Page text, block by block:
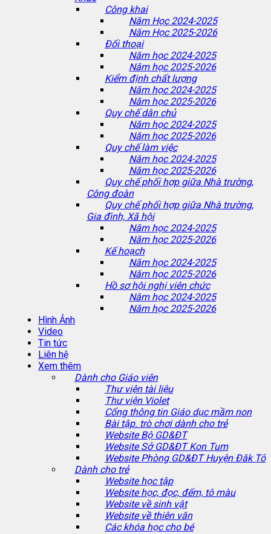
Công khai
Năm Học 2024-2025
Năm Học 2025-2026
Đối thoại
Năm học 2024-2025
Năm học 2025-2026
Kiểm định chất lượng
Năm học 2024-2025
Năm học 2025-2026
Quy chế dân chủ
Năm học 2024-2025
Năm học 2025-2026
Quy chế làm việc
Năm học 2024-2025
Năm học 2025-2026
Quy chế phối hợp giữa Nhà trường,
Công đoàn
Quy chế phối hợp giữa Nhà trường,
Gia đình, Xã hội
Năm học 2024-2025
Năm học 2025-2026
Kế hoạch
Năm học 2024-2025
Năm học 2025-2026
Hồ sơ hội nghị viên chức
Năm học 2024-2025
Năm học 2025-2026
Hình Ảnh
Video
Tin tức
Liên hệ
Xem thêm
Dành cho Giáo viên
Thư viện tài liệu
Thư viện Violet
Cổng thông tin Giáo dục mầm non
Bài tập. trò chơi dành cho trẻ
Website Bộ GD&ĐT
Website Sở GD&ĐT Kon Tum
Website Phòng GD&ĐT Huyện Đăk Tô
Dành cho trẻ
Website học tập
Website học, đọc, đếm, tô màu
Website về sinh vật
Website về thiên văn
Các khóa học cho bé